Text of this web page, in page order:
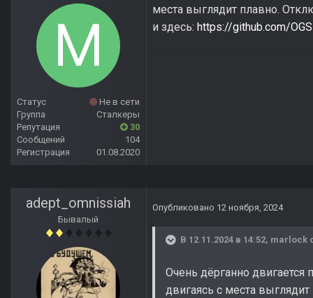
Статус
Не в сети
Группа
Сталкеры
Репутация
30
Сообщений
104
Регистрация
01.08.2020
места выглядит плавно.
и здесь: https://github.com/
adept_omnissiah
Бывалый
Опубликовано 12 ноября, 2024
В 12.11.2024 в 14:52, marlock
Очень дёрганно
двигаясь с места